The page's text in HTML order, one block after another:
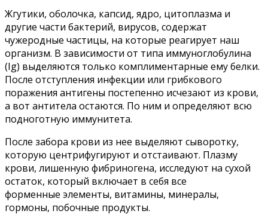
Жгутики, оболочка, капсид, ядро, цитоплазма и
другие части бактерий, вирусов, содержат
чужеродные частицы, на которые реагирует наш
организм. В зависимости от типа иммуноглобулина
(Ig) выделяются только комплиментарные ему белки.
После отступления инфекции или грибкового
поражения антигены постепенно исчезают из крови,
а вот антитела остаются. По ним и определяют всю
подноготную иммунитета.
После забора крови из нее выделяют сыворотку,
которую центрифугируют и отстаивают. Плазму
крови, лишенную фибриногена, исследуют на сухой
остаток, который включает в себя все
форменные элементы, витамины, минералы,
гормоны, побочные продукты.